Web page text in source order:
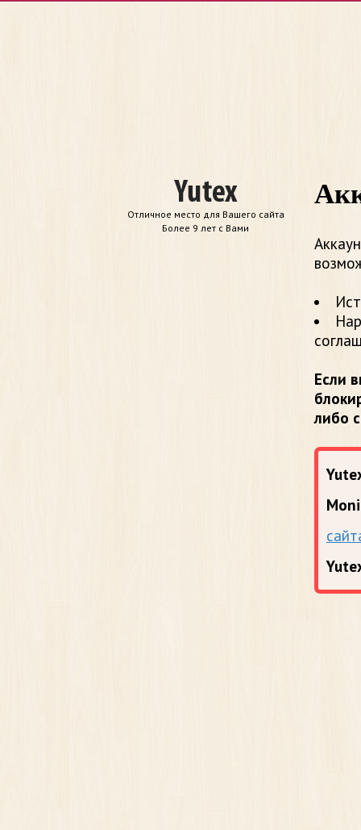
Отличное место для Вашего сайта
Более 9 лет с Вами
Если
либо